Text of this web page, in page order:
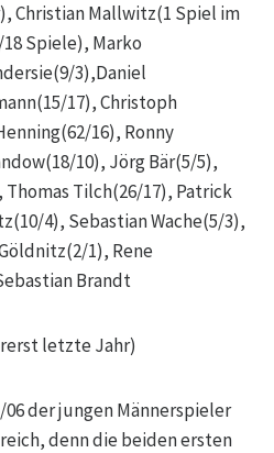
Christian Mallwitz(1 Spiel im
Spiele), Marko
3),Daniel
17), Christoph
16), Ronny
10), Jörg Bär(5/5),
Tilch(26/17), Patrick
4), Sebastian Wache(5/3),
1), Rene
Brandt
letzte Jahr)
der jungen Männerspieler
denn die beiden ersten